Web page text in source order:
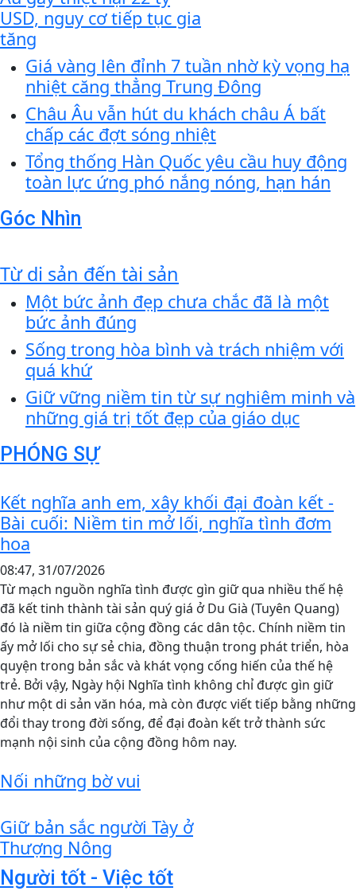
USD, nguy cơ tiếp tục gia
tăng
Giá vàng lên đỉnh 7 tuần nhờ kỳ vọng hạ
nhiệt căng thẳng Trung Đông
Châu Âu vẫn hút du khách châu Á bất
chấp các đợt sóng nhiệt
Tổng thống Hàn Quốc yêu cầu huy động
toàn lực ứng phó nắng nóng, hạn hán
Góc Nhìn
Từ di sản đến tài sản
Một bức ảnh đẹp chưa chắc đã là một
bức ảnh đúng
Sống trong hòa bình và trách nhiệm với
quá khứ
Giữ vững niềm tin từ sự nghiêm minh và
những giá trị tốt đẹp của giáo dục
PHÓNG SỰ
Kết nghĩa anh em, xây khối đại đoàn kết -
Bài cuối: Niềm tin mở lối, nghĩa tình đơm
hoa
08:47, 31/07/2026
Từ mạch nguồn nghĩa tình được gìn giữ qua nhiều thế hệ
đã kết tinh thành tài sản quý giá ở Du Già (Tuyên Quang)
đó là niềm tin giữa cộng đồng các dân tộc. Chính niềm tin
ấy mở lối cho sự sẻ chia, đồng thuận trong phát triển, hòa
quyện trong bản sắc và khát vọng cống hiến của thế hệ
trẻ. Bởi vậy, Ngày hội Nghĩa tình không chỉ được gìn giữ
như một di sản văn hóa, mà còn được viết tiếp bằng những
đổi thay trong đời sống, để đại đoàn kết trở thành sức
mạnh nội sinh của cộng đồng hôm nay.
Nối những bờ vui
Giữ bản sắc người Tày ở
Thượng Nông
Người tốt - Việc tốt